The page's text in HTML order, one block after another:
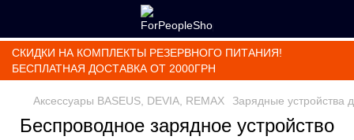
СКИДКИ НА КОМПЛЕКТЫ РЕЗЕРВНОГО ПИТАНИЯ!
БЕСПЛАТНАЯ ДОСТАВКА ОТ 2000ГРН
Аксессуары BASEUS, DEVIA, REMAX Зарядные устройства
Беспроводное зарядное устройство